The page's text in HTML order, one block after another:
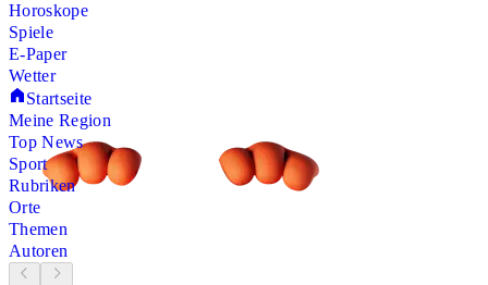
Horoskope
Spiele
E-Paper
Wetter
Startseite
Meine Region
Top News
Sport
Rubriken
Orte
Themen
Autoren